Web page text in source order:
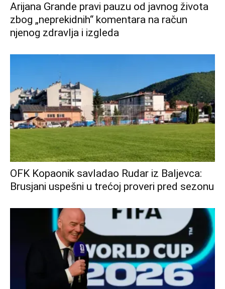
Arijana Grande pravi pauzu od javnog života
zbog „neprekidnih“ komentara na račun
njenog zdravlja i izgleda
OFK Kopaonik savladao Rudar iz Baljevca:
Brusjani uspešni u trećoj proveri pred sezonu